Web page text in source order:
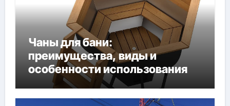
Чаны для бани:
преимущества, виды и
особенности использования